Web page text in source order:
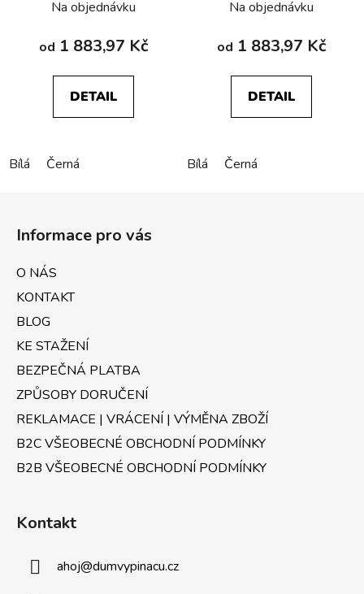
Na objednávku
od 1 883,97 Kč
DETAIL
Bílá Černá
Na objednávku
od 1 883,97 Kč
DETAIL
Bílá Černá
Informace pro vás
O NÁS
KONTAKT
BLOG
KE STAŽENÍ
BEZPEČNÁ PLATBA
ZPŮSOBY DORUČENÍ
REKLAMACE | VRÁCENÍ | VÝMĚNA ZBOŽÍ
B2C VŠEOBECNÉ OBCHODNÍ PODMÍNKY
B2B VŠEOBECNÉ OBCHODNÍ PODMÍNKY
Kontakt
ahoj@dumvypinacu.cz